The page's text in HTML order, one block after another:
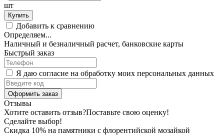
шт
Купить
Добавить к сравнению
Определяем...
Наличный и безналичный расчет, банковские карты
Быстрый заказ
Я даю согласие на обработку моих персональных данных
Оформить заказ
Отзывы
Хотите оставить отзыв?Поставьте свою оценку!
Сделайте выбор!
Скидка 10% на памятники с флорентийской мозайкой